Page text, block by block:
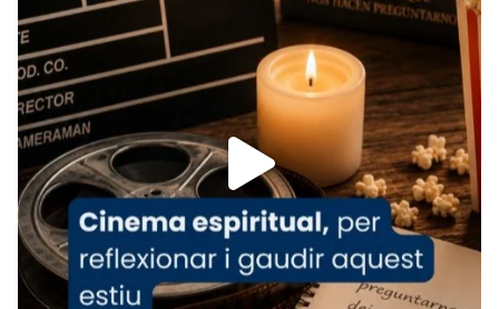
www.vaticannews.va/es/iglesia/news/2026-
07/carmina-historia-depresion-papa-viaje-
espana-testimoni...
Foto
View on Facebook · Share
Arquebisbat de Barcelona
1 week ago
«Avui les santes Juliana i Semproniana ens
ajuden a alçar la mirada»